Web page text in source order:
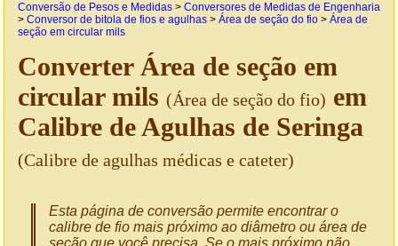
Conversão de Pesos e Medidas > Conversores de Medidas de Engenharia
> Conversor de bitola de fios e agulhas > Área de seção do fio > Área de
seção em circular mils
Converter Área de seção em
circular mils (Área de seção do fio) em
Calibre de Agulhas de Seringa
(Calibre de agulhas médicas e cateter)
Esta página de conversão permite encontrar o
calibre de fio mais próximo ao diâmetro ou área de
seção que você precisa. Se o mais próximo não